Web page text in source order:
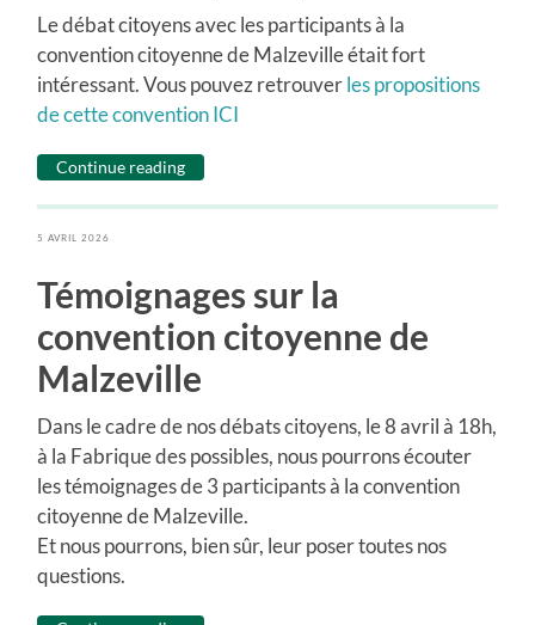
Le débat citoyens avec les participants à la
convention citoyenne de Malzeville était fort
intéressant. Vous pouvez retrouverles propositions
de cette convention ICI
Continue reading
5 AVRIL 2026
Témoignages sur la
convention citoyenne de
Malzeville
Dans le cadre de nos débats citoyens, le 8 avril à 18h,
à la Fabrique des possibles, nous pourrons écouter
les témoignages de 3 participants à la convention
citoyenne de Malzeville.
Et nous pourrons, bien sûr, leur poser toutes nos
questions.